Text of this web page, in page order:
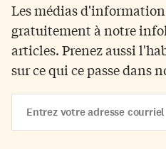
Les médias d'information
gratuitement à notre
articles. Prenez aussi
sur ce qui ce passe dans
Address